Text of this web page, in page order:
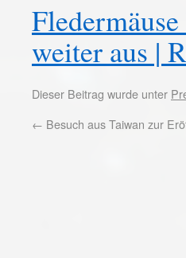
weiter aus |
Dieser Beitrag wurde unter
← Besuch aus Taiwan zur